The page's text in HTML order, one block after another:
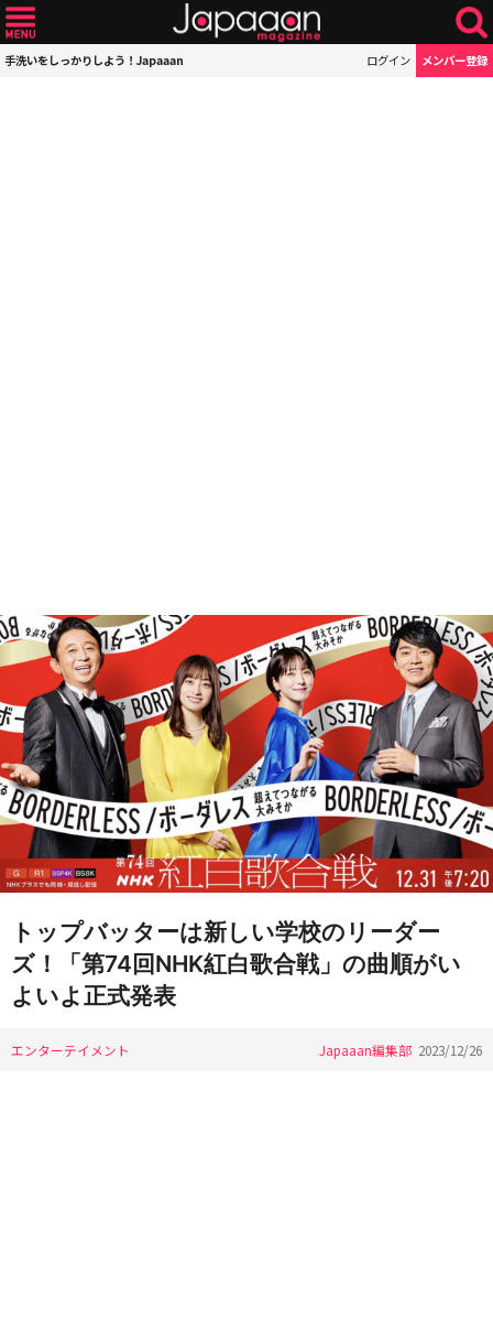
手洗いをしっかりしよう！Japaaan ログイン メンバー登録
トップバッターは新しい学校のリーダー
ズ！「第74回NHK紅白歌合戦」の曲順がい
よいよ正式発表
エンターテイメント Japaaan編集部 2023/12/26